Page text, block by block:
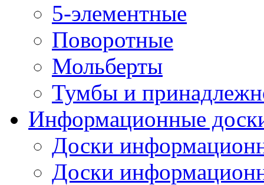
5-элементные
Поворотные
Мольберты
Тумбы и
Информационные
Доски
Доски